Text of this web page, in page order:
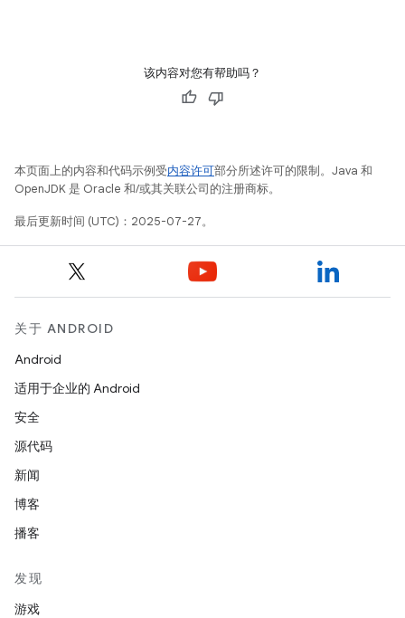
该内容对您有帮助吗？
本页面上的内容和代码示例受内容许可部分所述许可的限制。Java 和
OpenJDK 是 Oracle 和/或其关联公司的注册商标。
最后更新时间 (UTC)：2025-07-27。
关于 ANDROID
Android
适用于企业的 Android
安全
源代码
新闻
博客
播客
发现
游戏